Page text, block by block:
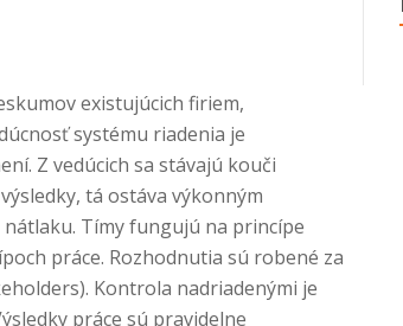
existujúcich firiem,
systému riadenia je
Z vedúcich sa stávajú kouči
tá ostáva výkonným
Tímy fungujú na princípe
práce. Rozhodnutia sú robené za
Kontrola nadriadenými je
práce sú pravidelne